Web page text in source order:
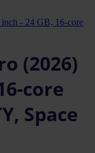
- 24 GB, 16-core
(2026)
core
Space